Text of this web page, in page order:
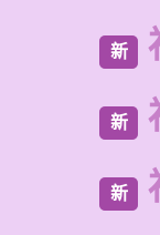
新
新
新